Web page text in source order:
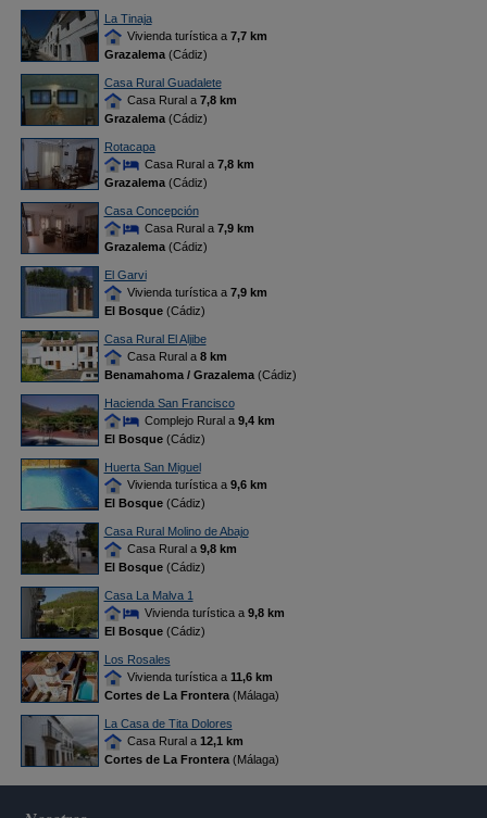
La Tinaja
Vivienda turística a 7,7 km
Grazalema(Cádiz)
Casa Rural Guadalete
Casa Rural a 7,8 km
Grazalema(Cádiz)
Rotacapa
Casa Rural a 7,8 km
Grazalema(Cádiz)
Casa Concepción
Casa Rural a 7,9 km
Grazalema(Cádiz)
El Garvi
Vivienda turística a 7,9 km
El Bosque(Cádiz)
Casa Rural El Aljibe
Casa Rural a 8 km
Benamahoma / Grazalema(Cádiz)
Hacienda San Francisco
Complejo Rural a 9,4 km
El Bosque(Cádiz)
Huerta San Miguel
Vivienda turística a 9,6 km
El Bosque(Cádiz)
Casa Rural Molino de Abajo
Casa Rural a 9,8 km
El Bosque(Cádiz)
Casa La Malva 1
Vivienda turística a 9,8 km
El Bosque(Cádiz)
Los Rosales
Vivienda turística a 11,6 km
Cortes de La Frontera(Málaga)
La Casa de Tita Dolores
Casa Rural a 12,1 km
Cortes de La Frontera(Málaga)